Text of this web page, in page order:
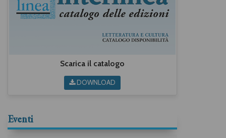
Scarica il catalogo
DOWNLOAD
Eventi